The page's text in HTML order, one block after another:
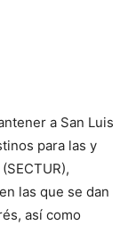
a San Luis
para las y
las que se dan
así como